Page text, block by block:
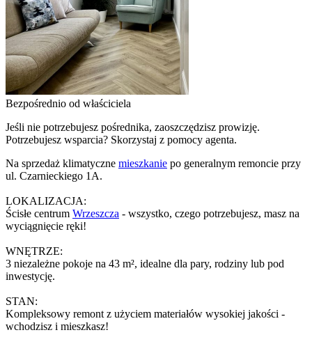
Bezpośrednio od właściciela
Jeśli nie potrzebujesz pośrednika, zaoszczędzisz prowizję.
Potrzebujesz wsparcia? Skorzystaj z pomocy agenta.
Na sprzedaż klimatyczne mieszkanie po generalnym remoncie przy
ul. Czarnieckiego 1A.
LOKALIZACJA:
Ścisłe centrum Wrzeszcza - wszystko, czego potrzebujesz, masz na
wyciągnięcie ręki!
WNĘTRZE:
3 niezależne pokoje na 43 m², idealne dla pary, rodziny lub pod
inwestycję.
STAN:
Kompleksowy remont z użyciem materiałów wysokiej jakości -
wchodzisz i mieszkasz!